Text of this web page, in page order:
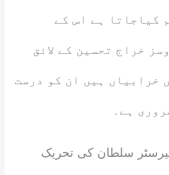
کیاجاتا ہے اس کے
خراج تحسین کے لائق
خرابیاں ہیں ان کو درست
ہے۔
سلطان کی تحریک